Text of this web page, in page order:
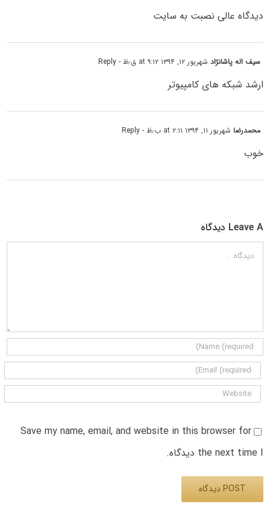
دیدگاه عالی نصبت به سایت
سیف اله پاشانژادشهریور ۱۲, ۱۳۹۴ at ۹:۱۲ ق٫ظ - Reply
ارشد شبکه های کامپیوتر
محمدرضاشهریور ۱۱, ۱۳۹۴ at ۲:۱۱ ب٫ظ - Reply
خوب
Leave A دیدگاه
دیدگاه
Save my name, email, and website in this browser for
the next time I دیدگاه.